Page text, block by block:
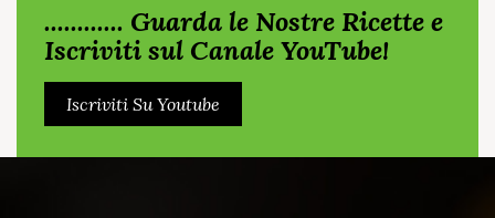
............ Guarda le Nostre Ricette e
Iscriviti sul Canale YouTube!
Iscriviti Su Youtube